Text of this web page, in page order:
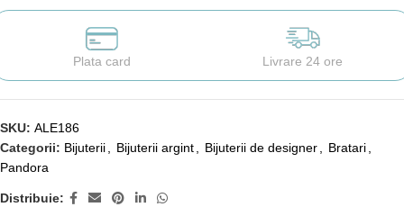
Plata card Livrare 24 ore
SKU: ALE186
Categorii: Bijuterii Bijuterii argint Bijuterii de designer Bratari
Pandora
Distribuie: